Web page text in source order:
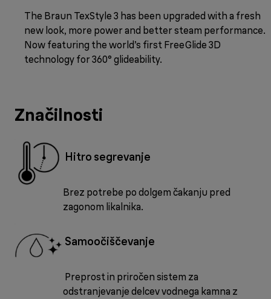
The Braun TexStyle 3 has been upgraded with a fresh
new look, more power and better steam performance.
Now featuring the world’s first FreeGlide 3D
technology for 360° glideability.
Značilnosti
Hitro segrevanje
Brez potrebe po dolgem čakanju pred
zagonom likalnika.
Samoočiščevanje
Preprost in priročen sistem za
odstranjevanje delcev vodnega kamna z